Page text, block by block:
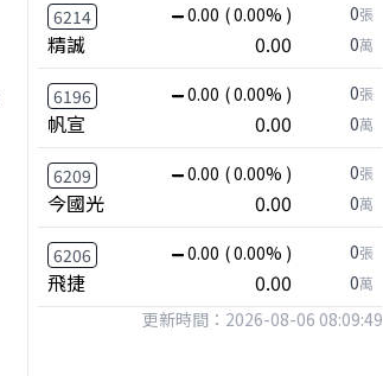
6214 0.00 ( 0.00% )
精誠 0.00
0張
0萬
6196 0.00 ( 0.00% )
帆宣 0.00
0張
0萬
6209 0.00 ( 0.00% )
今國光 0.00
0張
0萬
6206 0.00 ( 0.00% )
飛捷 0.00
0張
0萬
更新時間：2026-08-06 08:09:49